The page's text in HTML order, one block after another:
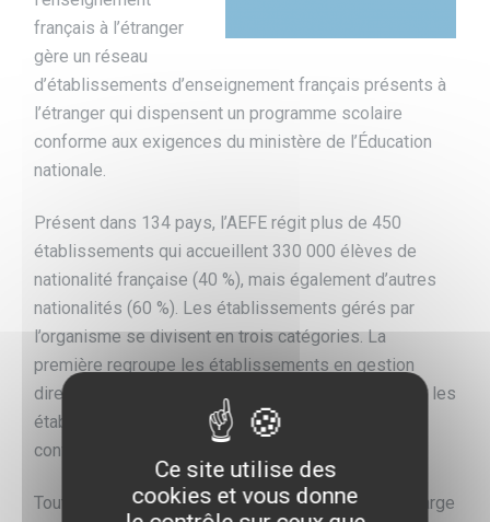
français à l’étranger
gère un réseau
d’établissements d’enseignement français présents à
l’étranger qui dispensent un programme scolaire
conforme aux exigences du ministère de l’Éducation
nationale.
Présent dans 134 pays, l’AEFE régit plus de 450
établissements qui accueillent 330 000 élèves de
nationalité française (40 %), mais également d’autres
nationalités (60 %). Les établissements gérés par
l’organisme se divisent en trois catégories. La
première regroupe les établissements en gestion
directe (EGD), les établissements conventionnés et les
établissements homologués ayant signé une
convention de partenariat.
Tout au long de l’année scolaire, l’AEFE prend en charge
Ce site utilise des
cookies et vous donne